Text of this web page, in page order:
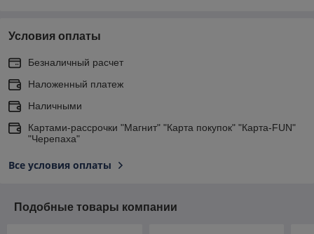
Условия оплаты
Безналичный расчет
Наложенный платеж
Наличными
Картами-рассрочки "Магнит" "Карта покупок" "Карта-FUN"
"Черепаха"
Все условия оплаты
Подобные товары компании